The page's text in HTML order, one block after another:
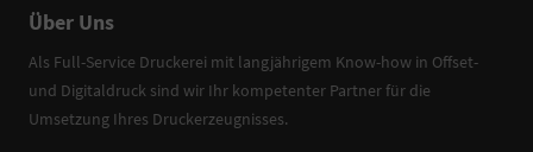
Über Uns
Als Full-Service Druckerei mit langjährigem Know-how in Offset-
und Digitaldruck sind wir Ihr kompetenter Partner für die
Umsetzung Ihres Druckerzeugnisses.